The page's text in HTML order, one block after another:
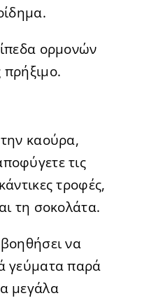
ορμονών
καούρα,
τις
τροφές,
τη σοκολάτα.
να
γεύματα παρά
μεγάλα